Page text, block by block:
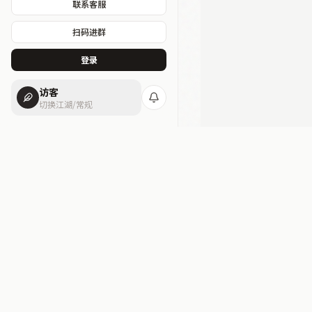
联系客服
扫码进群
登录
访客
切换江湖/常规